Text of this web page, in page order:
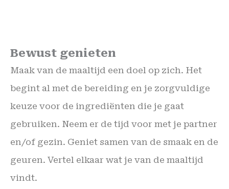
Bewust genieten
Maak van de maaltijd een doel op zich. Het
begint al met de bereiding en je zorgvuldige
keuze voor de ingrediënten die je gaat
gebruiken. Neem er de tijd voor met je partner
en/of gezin. Geniet samen van de smaak en de
geuren. Vertel elkaar wat je van de maaltijd
vindt.